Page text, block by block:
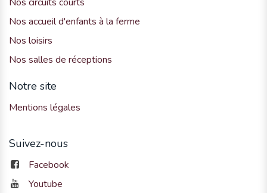
Nos accueil d'enfants à la ferme
Nos loisirs
Nos salles de réceptions
Notre site
Mentions légales
Suivez-nous
Facebook
Youtube